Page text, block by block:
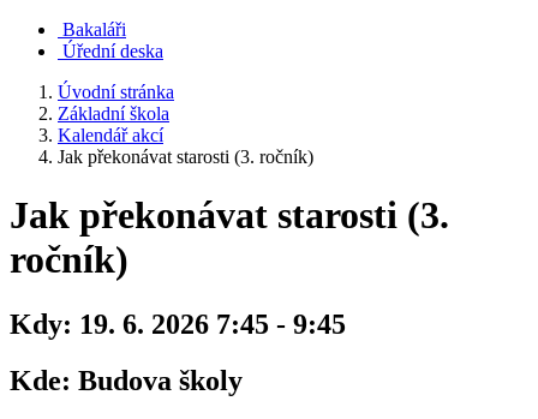
Bakaláři
Úřední deska
Úvodní stránka
Základní škola
Kalendář akcí
Jak překonávat starosti (3. ročník)
Jak překonávat starosti (3.
ročník)
Kdy: 19. 6. 2026 7:45 - 9:45
Kde: Budova školy